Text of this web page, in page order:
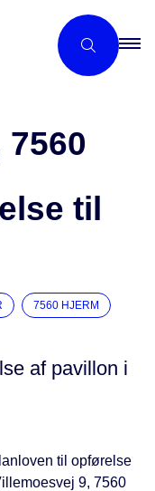
til
7560 HJERM
af pavillon i
til opførelse
9, 7560